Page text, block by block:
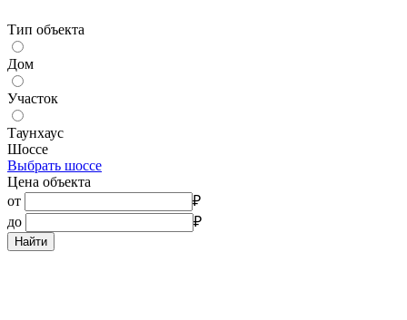
Тип объекта
Дом
Участок
Таунхаус
Шоссе
Выбрать шоссе
Цена объекта
от
₽
до
₽
Найти